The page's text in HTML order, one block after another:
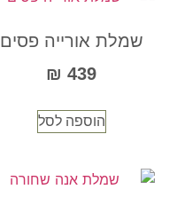
שמלת אורייה פסים
439
₪
הוספה לסל